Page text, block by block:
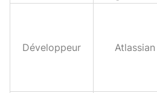
Développeur Atlassian